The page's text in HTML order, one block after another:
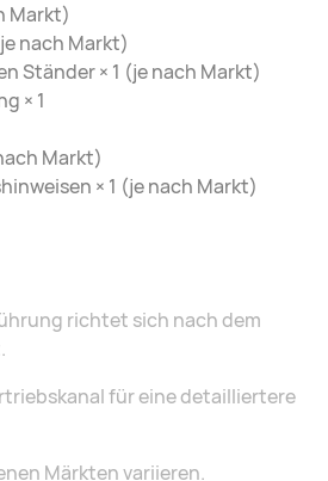
Markt)
nach Markt)
Ständer × 1 (je nach Markt)
× 1
Markt)
× 1 (je nach Markt)
richtet sich nach dem
für eine detailliertere
Märkten variieren.